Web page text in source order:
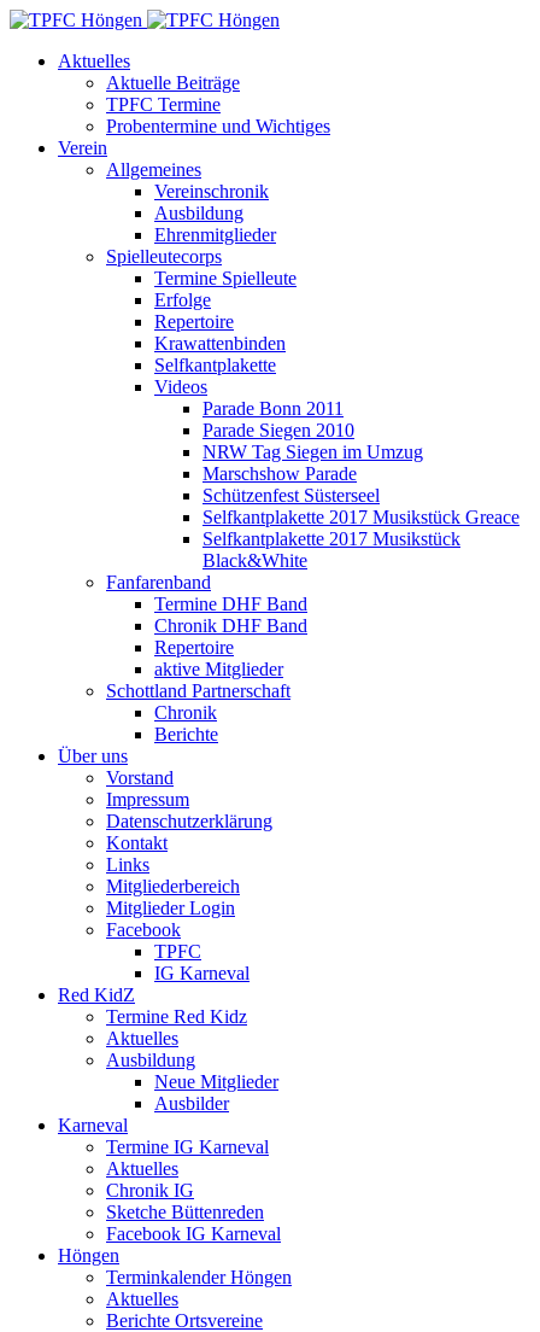
Aktuelles
Aktuelle Beiträge
TPFC Termine
Probentermine und Wichtiges
Verein
Allgemeines
Vereinschronik
Ausbildung
Ehrenmitglieder
Spielleutecorps
Termine Spielleute
Erfolge
Repertoire
Krawattenbinden
Selfkantplakette
Videos
Parade Bonn 2011
Parade Siegen 2010
NRW Tag Siegen im Umzug
Marschshow Parade
Schützenfest Süsterseel
Selfkantplakette 2017 Musikstück Greace
Selfkantplakette 2017 Musikstück
Black&White
Fanfarenband
Termine DHF Band
Chronik DHF Band
Repertoire
aktive Mitglieder
Schottland Partnerschaft
Chronik
Berichte
Über uns
Vorstand
Impressum
Datenschutzerklärung
Kontakt
Links
Mitgliederbereich
Mitglieder Login
Facebook
TPFC
IG Karneval
Red KidZ
Termine Red Kidz
Aktuelles
Ausbildung
Neue Mitglieder
Ausbilder
Karneval
Termine IG Karneval
Aktuelles
Chronik IG
Sketche Büttenreden
Facebook IG Karneval
Höngen
Terminkalender Höngen
Aktuelles
Berichte Ortsvereine